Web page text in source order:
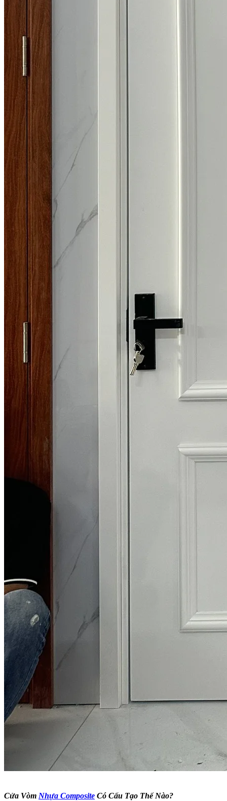
Cửa Vòm Nhựa Composite Có Cấu Tạo Thế Nào?